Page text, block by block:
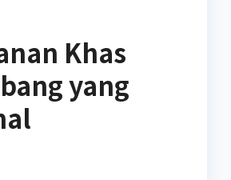
Khas
yang